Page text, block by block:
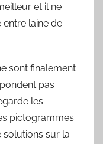
et il ne
laine de
sont finalement
pas
les
pictogrammes
sur la